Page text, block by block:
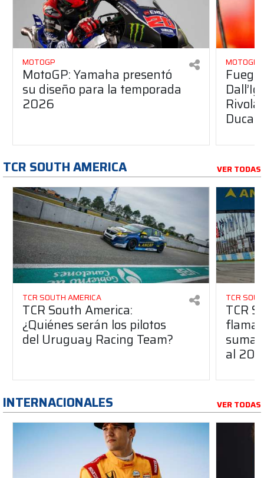
MOTOGP
MotoGP: Yamaha presentó
su diseño para la temporada
2026
MOTOGP
Ducati
TCR SOUTH AMERICA VER TODAS
TCR SOUTH AMERICA
TCR South America:
¿Quiénes serán los pilotos
del Uruguay Racing Team?
TCR
TCR
suma
al
INTERNACIONALES VER TODAS